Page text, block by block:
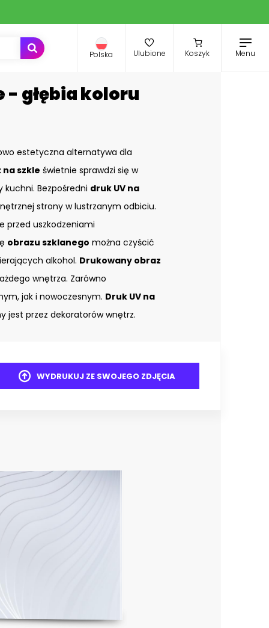
Polska Ulubione Koszyk Menu
- głębia koloru
estetyczna alternatywa dla
na szkle świetnie sprawdzi się w
kuchni. Bezpośredni druk UV na
strony w lustrzanym odbiciu.
przed uszkodzeniami
obrazu szklanego można czyścić
alkohol. Drukowany obraz
wnętrza. Zarówno
jak i nowoczesnym. Druk UV na
jest przez dekoratorów wnętrz.
WYDRUKUJ ZE SWOJEGO ZDJĘCIA